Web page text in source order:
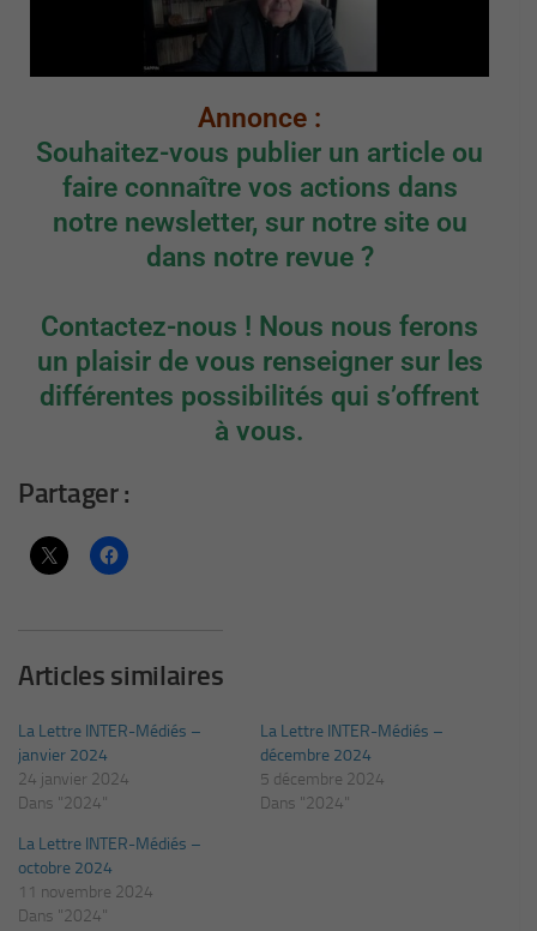
Annonce :
Souhaitez-vous publier un article ou
faire connaître vos actions dans
notre newsletter, sur notre site ou
dans notre revue ?
Contactez-nous ! Nous nous ferons
un plaisir de vous renseigner sur les
différentes possibilités qui s’offrent
à vous.
Partager :
Articles similaires
La Lettre INTER-Médiés –
janvier 2024
24 janvier 2024
Dans "2024"
La Lettre INTER-Médiés –
décembre 2024
5 décembre 2024
Dans "2024"
La Lettre INTER-Médiés –
octobre 2024
11 novembre 2024
Dans "2024"